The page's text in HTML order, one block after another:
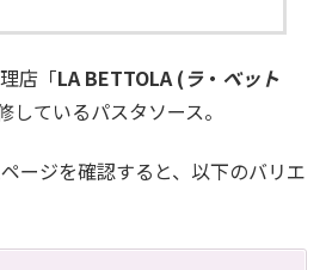
店「LA BETTOLA (ラ・ ベット
しているパスタソース。
ージを確認すると、以下のバリエ